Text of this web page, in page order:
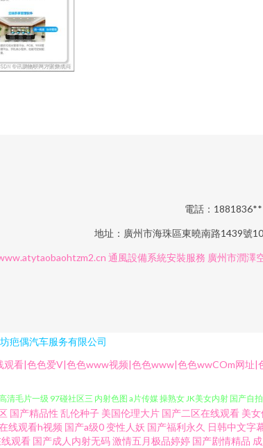
電話：1881836**
地址：廣州市海珠區東曉南路1439號
通風設備系統安裝服務 廣州市潤澤
疤偶汽车服务有限公司
看|色色爱V|色色www视频|色色www|色色wwCOm网址|
久久成 另类av 草莓视频免费版 av图片在线资源网 豆花成人在线视
国产精品性 乱伦种子 美国伦理大片 国产二区在线观看 美
线观看h视频 国产a级0变性人妖 国产福利永久 日韩中文字
观看 国产成人内射无码激情五月极品婷婷 国产剧情精品